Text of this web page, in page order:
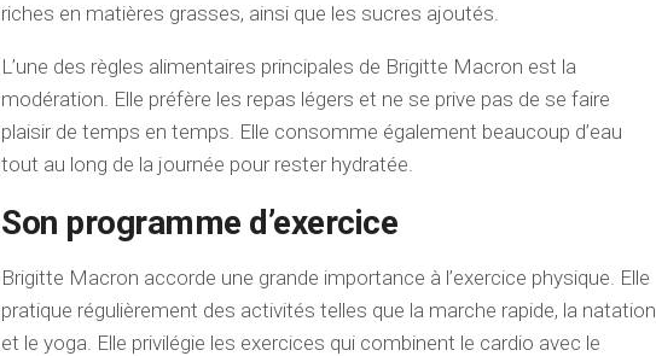
riches en matières grasses, ainsi que les sucres ajoutés.
L’une des règles alimentaires principales de Brigitte Macron est la
modération. Elle préfère les repas légers et ne se prive pas de se faire
plaisir de temps en temps. Elle consomme également beaucoup d’eau
tout au long de la journée pour rester hydratée.
Son programme d’exercice
Brigitte Macron accorde une grande importance à l’exercice physique. Elle
pratique régulièrement des activités telles que la marche rapide, la natation
et le yoga. Elle privilégie les exercices qui combinent le cardio avec le